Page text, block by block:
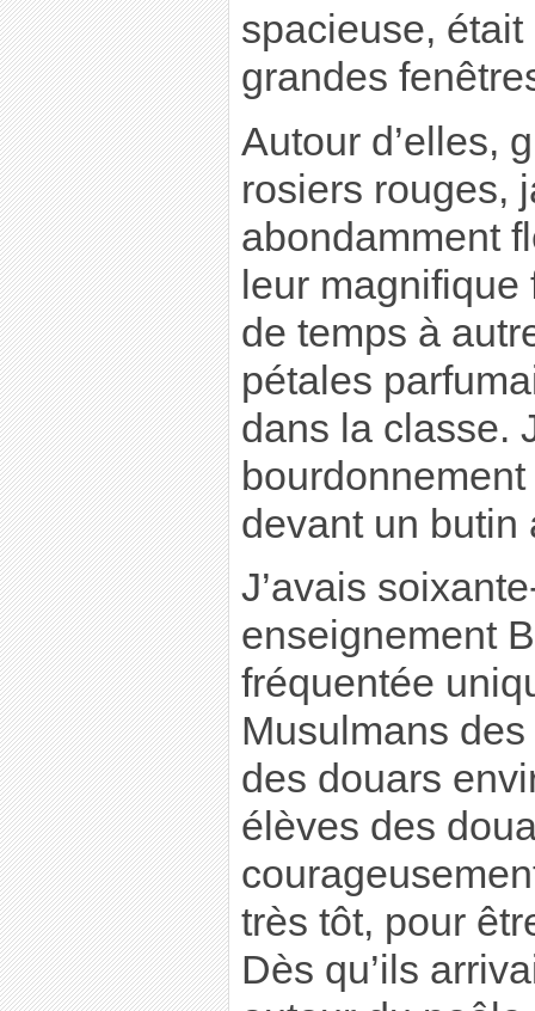
spacieuse,
grandes
Autour d’elles,
rosiers rouges,
abondamment
leur
de temps à
pétales
dans la classe.
devant un butin
J’avais
enseignement
fréquentée
Musulmans
des douars
élèves des
très tôt, pour
Dès qu’ils